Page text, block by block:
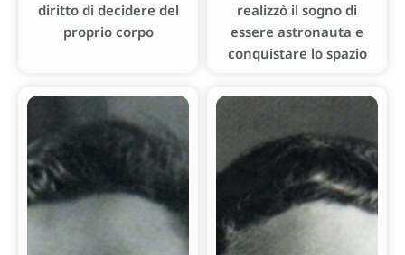
diritto di decidere del
proprio corpo
realizzò il sogno di
essere astronauta e
conquistare lo spazio